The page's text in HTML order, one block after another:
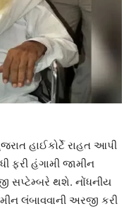
હાઈકોર્ટે રાહત આપી
ફરી હંગામી જામીન
સપ્ટેમ્બરે થશે. નોંધનીય
લંબાવવાની અરજી કરી